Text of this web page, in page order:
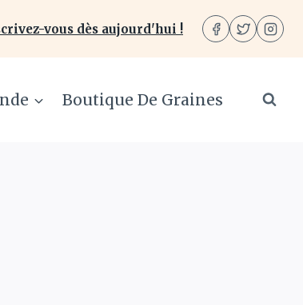
vous dès aujourd'hui !
Boutique De Graines